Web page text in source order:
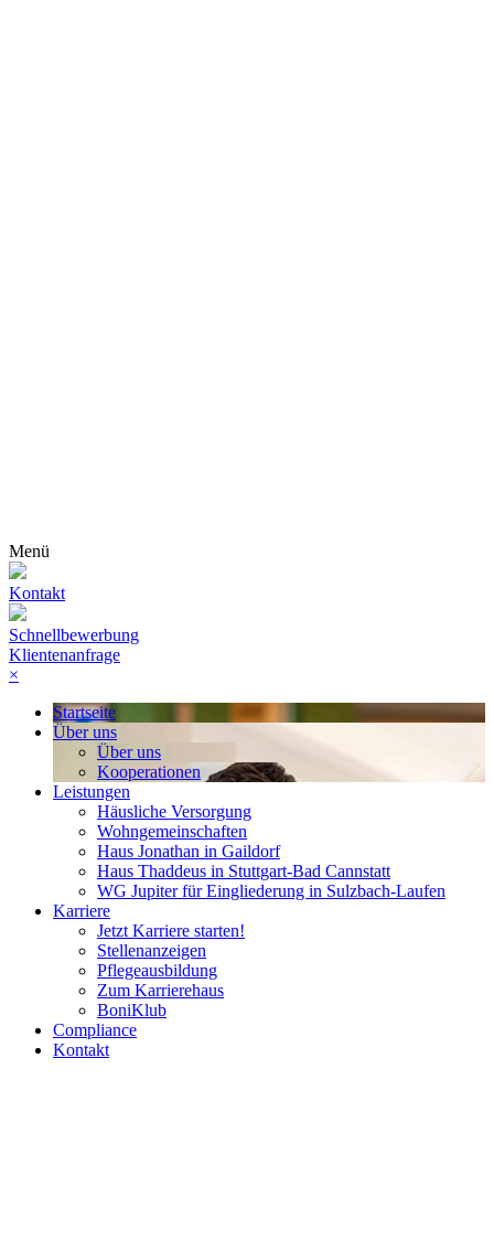
Menü
Kontakt
Schnellbewerbung
Klientenanfrage
×
Startseite
Über uns
Über uns
Kooperationen
Leistungen
Häusliche Versorgung
Wohngemeinschaften
Haus Jonathan in Gaildorf
Haus Thaddeus in Stuttgart-Bad Cannstatt
WG Jupiter für Eingliederung in Sulzbach-Laufen
Karriere
Jetzt Karriere starten!
Stellenanzeigen
Pflegeausbildung
Zum Karrierehaus
BoniKlub
Compliance
Kontakt